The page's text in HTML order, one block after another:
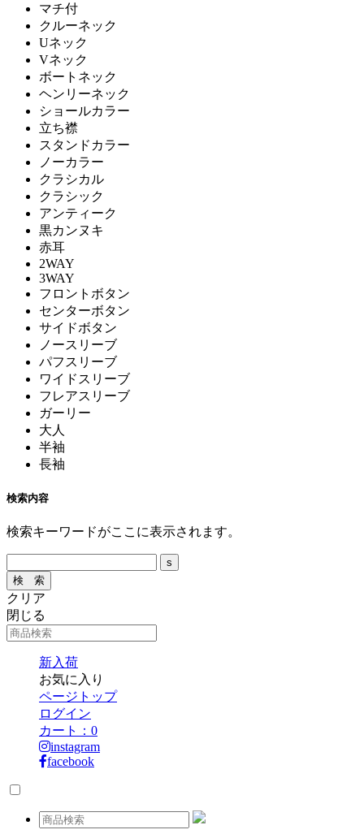
マチ付
クルーネック
Uネック
Vネック
ボートネック
ヘンリーネック
ショールカラー
立ち襟
スタンドカラー
ノーカラー
クラシカル
クラシック
アンティーク
黒カンヌキ
赤耳
2WAY
3WAY
フロントボタン
センターボタン
サイドボタン
ノースリーブ
パフスリーブ
ワイドスリーブ
フレアスリーブ
ガーリー
大人
半袖
長袖
検索内容
検索キーワードがここに表示されます。
クリア
閉じる
新入荷
お気に入り
ページトップ
ログイン
カート： 0
instagram
facebook